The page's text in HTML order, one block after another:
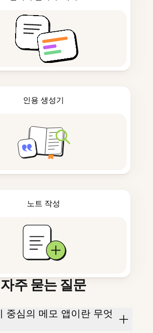
인용 생성기
노트 작성
자주 묻는 질문
중심의 메모 앱이란 무엇